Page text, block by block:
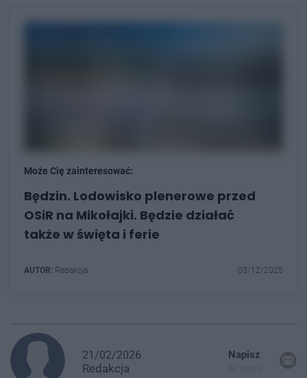
Może Cię zainteresować:
Będzin. Lodowisko plenerowe przed
OSiR na Mikołajki. Będzie działać
także w święta i ferie
AUTOR: Redakcja 03/12/2025
21/02/2026
Redakcja
Napisz